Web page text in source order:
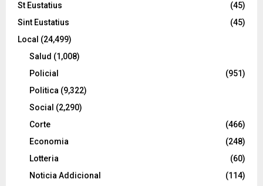
St Eustatius
(45)
Sint Eustatius
(45)
Local (24,499)
Salud (1,008)
Policial
(951)
Politica (9,322)
Social (2,290)
Corte
(466)
Economia
(248)
Lotteria
(60)
Noticia Addicional
(114)